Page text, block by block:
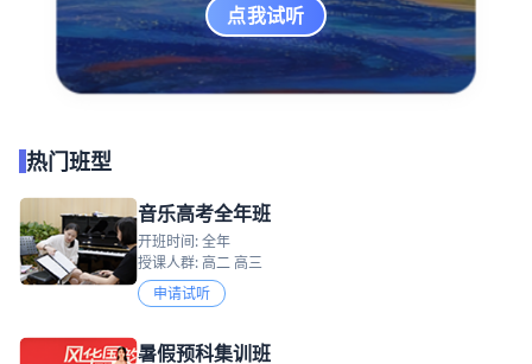
点我试听
热门班型
音乐高考全年班
开班时间: 全年
授课人群: 高二 高三
申请试听
暑假预科集训班